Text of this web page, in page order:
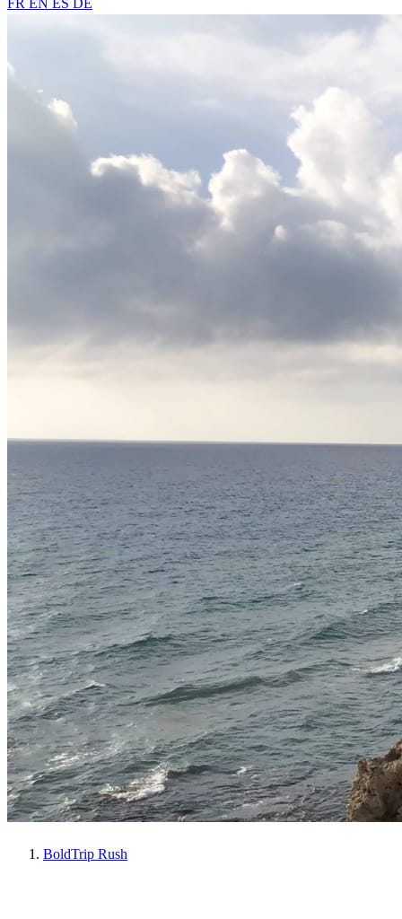
FR EN ES DE
BoldTrip Rush